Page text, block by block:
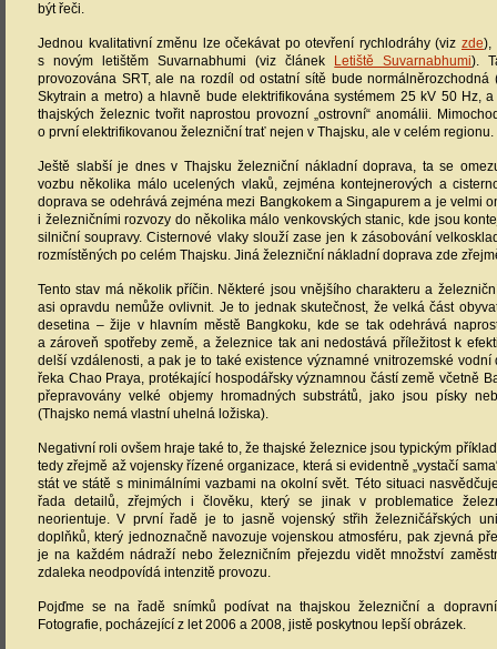
být řeči.
Jednou kvalitativní změnu lze očekávat po otevření rychlodráhy (viz zde),
s novým letištěm Suvarnabhumi (viz článek
Letiště Suvarnabhumi).
provozována SRT, ale na rozdíl od ostatní sítě bude normálněrozchodná
Skytrain a metro) a hlavně bude elektrifikována systémem 25 kV 50 Hz,
thajských železnic tvořit naprostou provozní „ostrovní“ anomálii.
o první elektrifikovanou železniční trať nejen v Thajsku, ale v celém regionu.
Ještě slabší je dnes v Thajsku železniční nákladní doprava, ta se
vozbu několika málo ucelených vlaků, zejména kontejnerových a
doprava se odehrává zejména mezi Bangkokem a Singapurem a je velmi
i železničními rozvozy do několika málo venkovských stanic, kde jsou
silniční soupravy. Cisternové vlaky slouží zase jen k zásobování
rozmístěných po celém Thajsku. Jiná železniční nákladní doprava zde
Tento stav má několik příčin. Některé jsou vnějšího charakteru a
asi opravdu nemůže ovlivnit. Je to jednak skutečnost, že velká část
desetina – žije v hlavním městě Bangkoku, kde se tak odehrává
a zároveň spotřeby země, a železnice tak ani nedostává příležitost k
delší vzdálenosti, a pak je to také existence významné vnitrozemské vodní
řeka Chao Praya, protékající hospodářsky významnou částí země včetně
přepravovány velké objemy hromadných substrátů, jako jsou písky
(Thajsko nemá vlastní uhelná ložiska).
Negativní roli ovšem hraje také to, že thajské železnice jsou typickým
tedy zřejmě až vojensky řízené organizace, která si evidentně „vystačí
stát ve státě s minimálními vazbami na okolní svět. Této situaci
řada detailů, zřejmých i člověku, který se jinak v problematice
neorientuje. V první řadě je to jasně vojenský střih železničářských
doplňků, který jednoznačně navozuje vojenskou atmosféru, pak zjevná
je na každém nádraží nebo železničním přejezdu vidět množství
zdaleka neodpovídá intenzitě provozu.
Pojďme se na řadě snímků podívat na thajskou železniční a
Fotografie, pocházející z let 2006 a 2008, jistě poskytnou lepší obrázek.